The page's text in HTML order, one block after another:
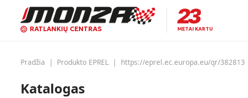
RATLANKIŲ CENTRAS METAI KARTU
Pradžia | Produkto EPREL | https://eprel.ec.europa.eu/qr/382813
Katalogas